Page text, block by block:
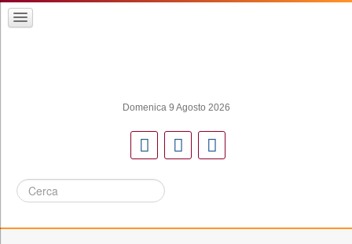
Domenica 9 Agosto 2026
Cerca